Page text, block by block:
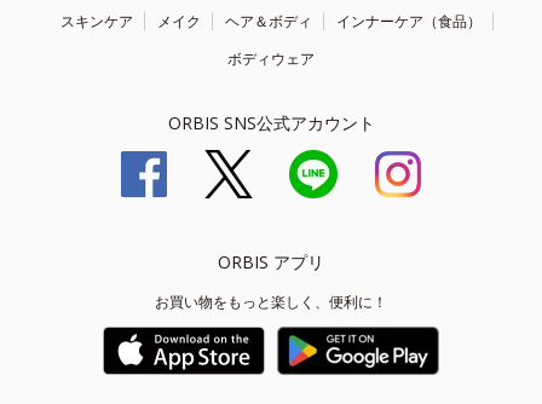
スキンケア メイク ヘア＆ボディ
インナーケア（食品）
ボディウェア
ORBIS SNS公式アカウント
ORBIS アプリ
お買い物をもっと楽しく、便利に！